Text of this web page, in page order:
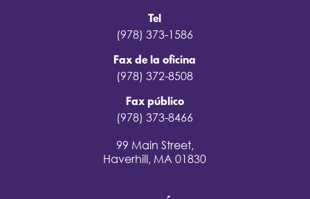
Tel
(978) 373-1586
Fax de la oficina
(978) 372-8508
Fax público
(978) 373-8466
99 Main Street,
Haverhill, MA 01830